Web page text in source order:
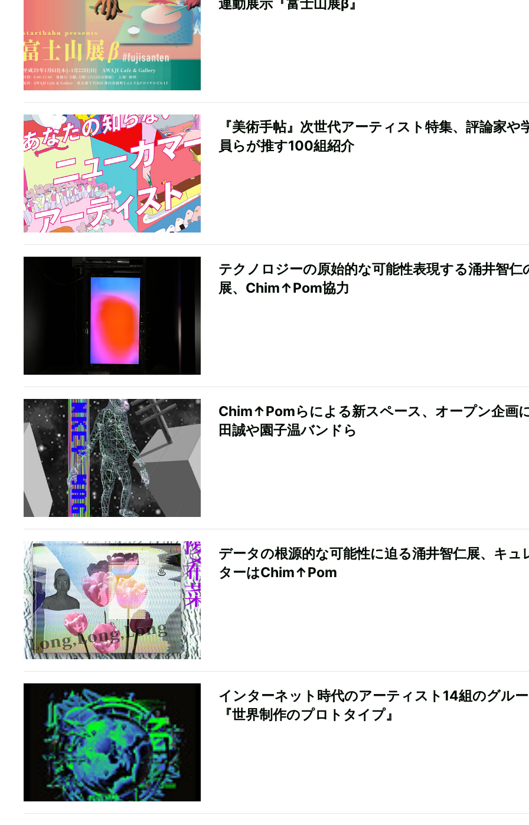
連動展示『富士山展β』
『美術手帖』次世代アーティスト特集、評論家や
員らが推す100組紹介
テクノロジーの原始的な可能性表現する涌井智仁
展、Chim↑Pom協力
Chim↑Pomらによる新スペース、オープン企画
田誠や園子温バンドら
データの根源的な可能性に迫る涌井智仁展、キュ
ターはChim↑Pom
インターネット時代のアーティスト14組のグル
『世界制作のプロトタイプ』